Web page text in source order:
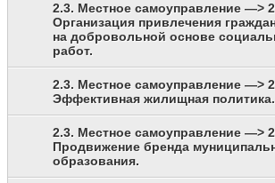
2.3. Местное самоуправление —>
Организация привлечения
на добровольной основе
работ.
2.3. Местное самоуправление —>
Эффективная жилищная политика.
2.3. Местное самоуправление —>
Продвижение бренда
образования.